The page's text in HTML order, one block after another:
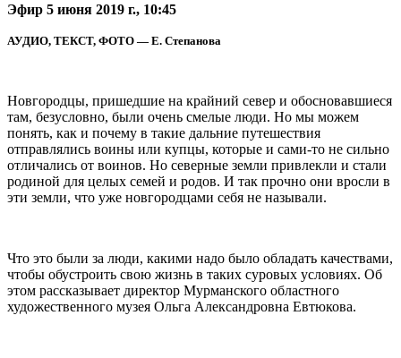
Эфир 5 июня 2019 г., 10:45
АУДИО, ТЕКСТ, ФОТО — Е. Степанова
Новгородцы, пришедшие на крайний север и обосновавшиеся
там, безусловно, были очень смелые люди. Но мы можем
понять, как и почему в такие дальние путешествия
отправлялись воины или купцы, которые и сами-то не сильно
отличались от воинов. Но северные земли привлекли и стали
родиной для целых семей и родов. И так прочно они вросли в
эти земли, что уже новгородцами себя не называли.
Что это были за люди, какими надо было обладать качествами,
чтобы обустроить свою жизнь в таких суровых условиях. Об
этом рассказывает директор Мурманского областного
художественного музея Ольга Александровна Евтюкова.